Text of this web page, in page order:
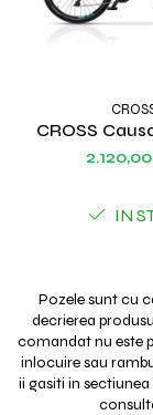
CROSS
IN
Pozele sunt cu
decrierea
comandat nu este
inlocuire sau
ii gasiti in sectiunea